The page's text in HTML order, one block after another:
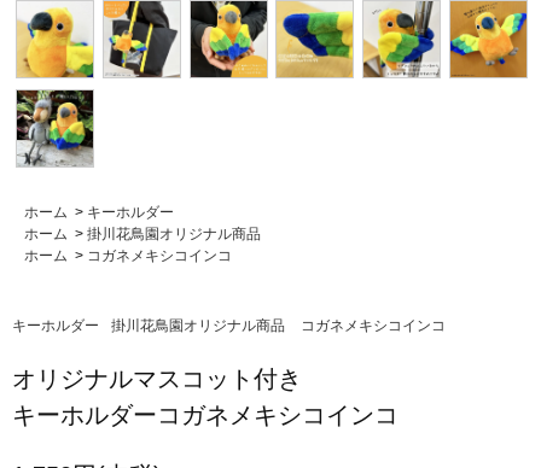
ホーム > キーホルダー
ホーム > 掛川花鳥園オリジナル商品
ホーム > コガネメキシコインコ
キーホルダー 掛川花鳥園オリジナル商品 コガネメキシコインコ
オリジナルマスコット付き
キーホルダーコガネメキシコインコ